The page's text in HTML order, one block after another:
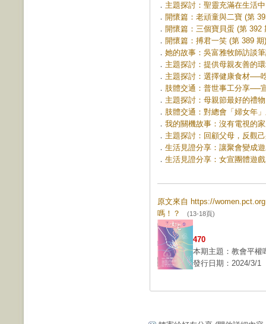
． 主題探討：聖靈充滿在生活
． 開懷篇：老頑童與二寶 (第
． 開懷篇：三個寶貝蛋 (第 392
． 開懷篇：搏君一笑 (第 389 期)
． 她的故事：吳富雅牧師訪談
． 主題探討：提供母親友善的
． 主題探討：選擇健康食材──
． 肢體交通：普世事工分享──
． 主題探討：母親節最好的禮
． 肢體交通：對總會「婦女年
． 我的關機故事：沒有電視的
． 主題探討：回顧父母，反觀
． 生活見證分享：讓聚會變成
． 生活見證分享：女宣團體遊
原文來自 https://
嗎！？
(13-18頁)
470
本期主題：教會平權
發行日期：2024/3/1